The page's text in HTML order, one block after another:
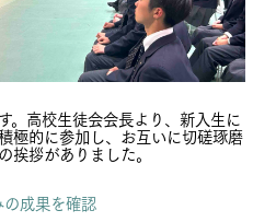
。高校生徒会会長より、新入生に
極的に参加し、お互いに切磋琢磨
挨拶がありました。
成果を確認